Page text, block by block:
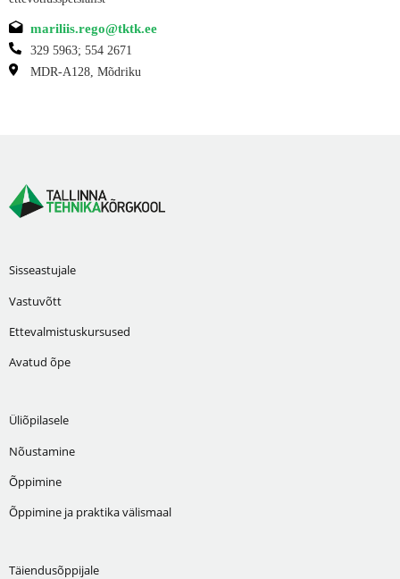
mariliis.rego@tktk.ee
329 5963; 554 2671
MDR-A128, Mõdriku
Sisseastujale
Vastuvõtt
Ettevalmistuskursused
Avatud õpe
Üliõpilasele
Nõustamine
Õppimine
Õppimine ja praktika välismaal
Täiendusõppijale